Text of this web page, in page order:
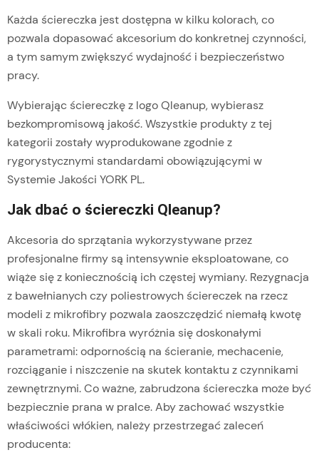
Każda ściereczka jest dostępna w kilku kolorach, co
pozwala dopasować akcesorium do konkretnej czynności,
a tym samym zwiększyć wydajność i bezpieczeństwo
pracy.
Wybierając ściereczkę z logo Qleanup, wybierasz
bezkompromisową jakość. Wszystkie produkty z tej
kategorii zostały wyprodukowane zgodnie z
rygorystycznymi standardami obowiązującymi w
Systemie Jakości YORK PL.
Jak dbać o ściereczki Qleanup?
Akcesoria do sprzątania wykorzystywane przez
profesjonalne firmy są intensywnie eksploatowane, co
wiąże się z koniecznością ich częstej wymiany. Rezygnacja
z bawełnianych czy poliestrowych ściereczek na rzecz
modeli z mikrofibry pozwala zaoszczędzić niemałą kwotę
w skali roku. Mikrofibra wyróżnia się doskonałymi
parametrami: odpornością na ścieranie, mechacenie,
rozciąganie i niszczenie na skutek kontaktu z czynnikami
zewnętrznymi. Co ważne, zabrudzona ściereczka może być
bezpiecznie prana w pralce. Aby zachować wszystkie
właściwości włókien, należy przestrzegać zaleceń
producenta: